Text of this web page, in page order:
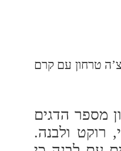
עם קרם
מספר הדגים
רוקט ולבנה.